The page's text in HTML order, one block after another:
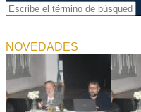
Buscar
NOVEDADES